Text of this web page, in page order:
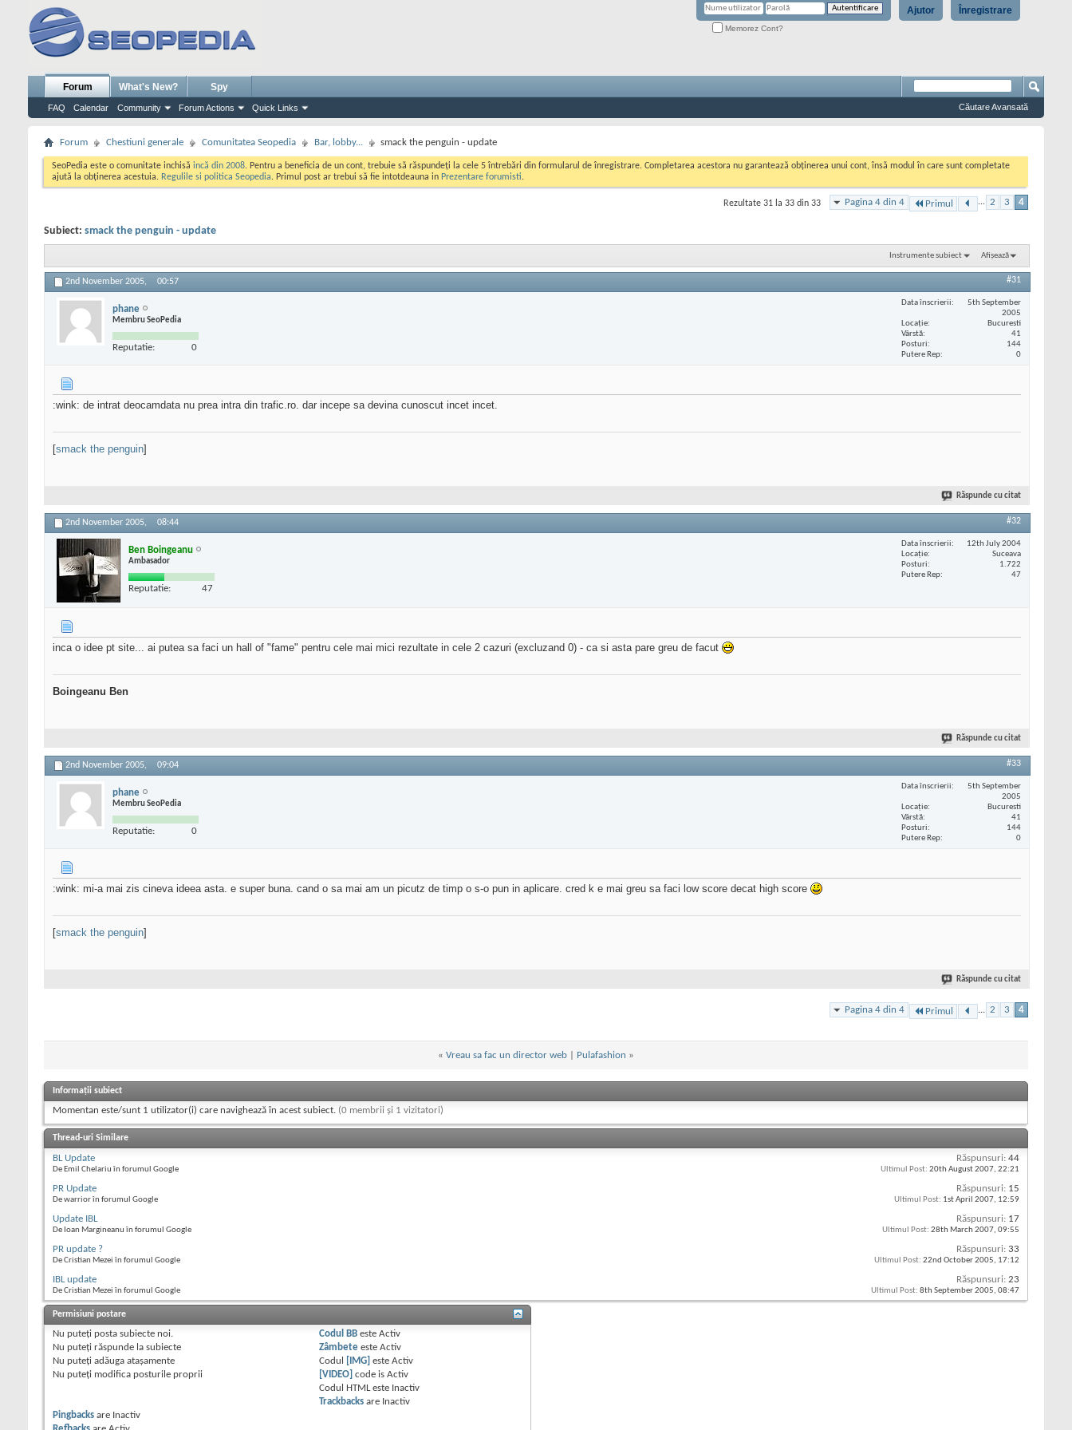
Înregistrare
Ajutor
Memorez Cont?
Forum
FAQ Calendar Community Forum Actions Quick Links
What's New? Spy
Căutare Avansată
Forum Chestiuni generale Comunitatea Seopedia Bar, lobby... smack the penguin - update
SeoPedia este o comunitate inchisă incă din 2008. Pentru a beneficia de un cont, trebuie să răspundeți la cele 5 întrebări din formularul de înregistrare. Completarea acestora nu garantează obținerea unui cont, însă modul în care sunt completate
ajută la obținerea acestuia. Regulile si politica Seopedia. Primul post ar trebui să fie intotdeauna in Prezentare forumisti.
Pagina 4 din 4 Primul ... 2 3 4
Rezultate 31 la 33 din 33
Subiect: smack the penguin - update
Instrumente subiect Afișează
2nd November 2005, 00:57 #31
phane
Membru SeoPedia
Reputatie: 0
Data înscrierii
5th September
2005
Locaţie
Bucuresti
Vârstă
41
Posturi
144
Putere Rep
0
:wink: de intrat deocamdata nu prea intra din trafic.ro. dar incepe sa devina cunoscut incet incet.
[smack the penguin]
Răspunde cu citat
2nd November 2005, 08:44 #32
Ben Boingeanu
Ambasador
Reputatie: 47
Data înscrierii
12th July 2004
Locaţie
Suceava
Posturi
1.722
Putere Rep
47
inca o idee pt site... ai putea sa faci un hall of "fame" pentru cele mai mici rezultate in cele 2 cazuri (excluzand 0) - ca si asta pare greu de facut
Boingeanu Ben
Răspunde cu citat
2nd November 2005, 09:04 #33
phane
Membru SeoPedia
Reputatie: 0
Data înscrierii
5th September
2005
Locaţie
Bucuresti
Vârstă
41
Posturi
144
Putere Rep
0
:wink: mi-a mai zis cineva ideea asta. e super buna. cand o sa mai am un picutz de timp o s-o pun in aplicare. cred k e mai greu sa faci low score decat high score
[smack the penguin]
Răspunde cu citat
Pagina 4 din 4 Primul ... 2 3 4
« Vreau sa fac un director web Pulafashion »
Informații subiect
Momentan este/sunt 1 utilizator(i) care navighează în acest subiect. (0 membrii și 1 vizitatori)
Thread-uri Similare
BL Update
De Emil Chelariu în forumul Google
Răspunsuri: 44
Ultimul Post: 20th August 2007, 22:21
PR Update
De warrior în forumul Google
Răspunsuri: 15
Ultimul Post: 1st April 2007, 12:59
Update IBL
De Ioan Margineanu în forumul Google
Răspunsuri: 17
Ultimul Post: 28th March 2007, 09:55
PR update ?
De Cristian Mezei în forumul Google
Răspunsuri: 33
Ultimul Post: 22nd October 2005, 17:12
IBL update
De Cristian Mezei în forumul Google
Răspunsuri: 23
Ultimul Post: 8th September 2005, 08:47
Permisiuni postare
Nu puteţi posta subiecte noi.
Nu puteţi răspunde la subiecte
Nu puteţi adăuga ataşamente
Nu puteţi modifica posturile proprii
Codul BB esteActiv
Zâmbete esteActiv
Codul
[IMG] esteActiv
[VIDEO] code isActiv
Codul HTML este Inactiv
Trackbacks are Inactiv
Pingbacks are Inactiv